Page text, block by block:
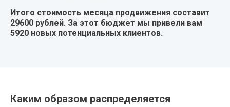
Итого стоимость месяца продвижения составит
29600 рублей. За этот бюджет мы привели вам
5920 новых потенциальных клиентов.
Каким образом распределяется